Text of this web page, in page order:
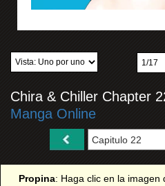
Chira & Chiller Chapter
Manga Online
Propina: Haga clic en la imagen